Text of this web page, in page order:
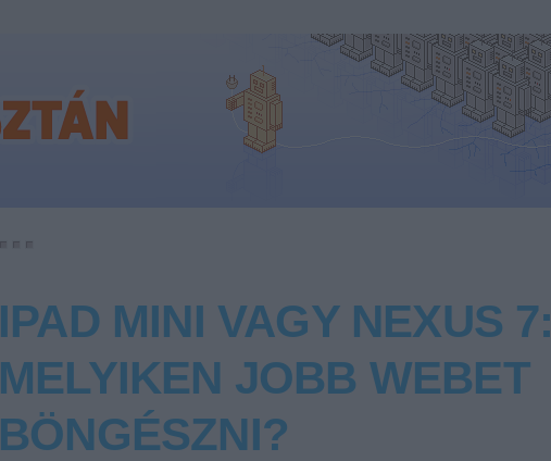
IPAD MINI VAGY NEXUS 7:
MELYIKEN JOBB WEBET
BÖNGÉSZNI?